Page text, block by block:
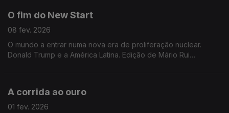
O fim do New Start
08 fev. 2026
O mundo a entrar numa nova era de proliferação nuclear.
Donald Trump e a América Latina. Edição de Mário Rui
A corrida ao ouro
01 fev. 2026